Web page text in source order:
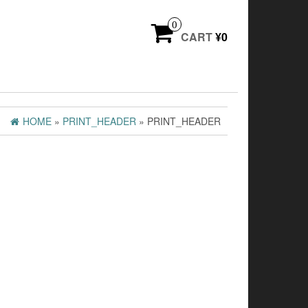
0
CART¥0
HOME » PRINT_HEADER » PRINT_HEADER